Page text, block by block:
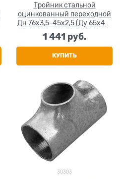
Тройник стальной
оцинкованный переходной
Дн 76x3,5-45х2,5 (Ду 65х40)
бесшовный ГОСТ 17376-2001
1 441 руб.
КУПИТЬ
30303